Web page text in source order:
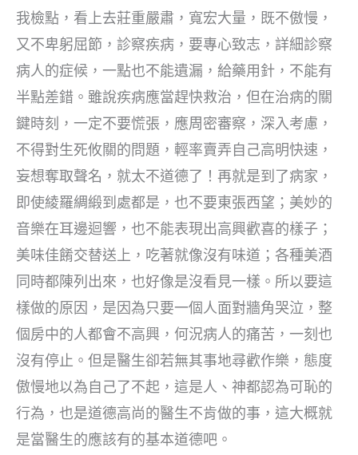
我檢點，看上去莊重嚴肅，寬宏大量，既不傲慢，
又不卑躬屈節，診察疾病，要專心致志，詳細診察
病人的症候，一點也不能遺漏，給藥用針，不能有
半點差錯。雖說疾病應當趕快救治，但在治病的關
鍵時刻，一定不要慌張，應周密審察，深入考慮，
不得對生死攸關的問題，輕率賣弄自己高明快速，
妄想奪取聲名，就太不道德了！再就是到了病家，
即使綾羅綢緞到處都是，也不要東張西望；美妙的
音樂在耳邊迴響，也不能表現出高興歡喜的樣子；
美味佳餚交替送上，吃著就像沒有味道；各種美酒
同時都陳列出來，也好像是沒看見一樣。所以要這
樣做的原因，是因為只要一個人面對牆角哭泣，整
個房中的人都會不高興，何況病人的痛苦，一刻也
沒有停止。但是醫生卻若無其事地尋歡作樂，態度
傲慢地以為自己了不起，這是人、神都認為可恥的
行為，也是道德高尚的醫生不肯做的事，這大概就
是當醫生的應該有的基本道德吧。